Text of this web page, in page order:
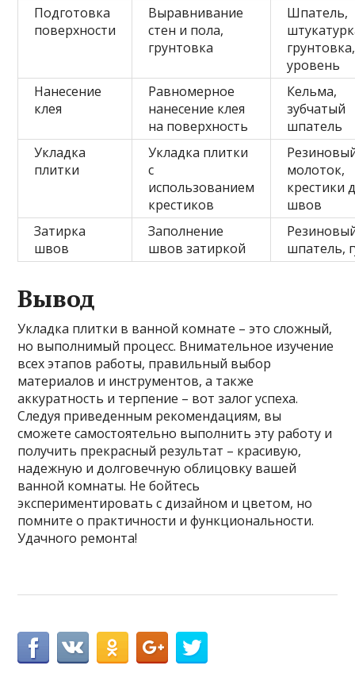
Подготовка
поверхности
Выравнивание
стен и пола,
грунтовка
Шпатель,
грунтовка,
уровень
Нанесение
клея
Равномерное
нанесение клея
на поверхность
Кельма,
зубчатый
шпатель
Укладка
плитки
Укладка плитки
с
использованием
крестиков
молоток,
крестики
швов
Затирка
швов
Заполнение
швов затиркой
шпатель,
Вывод
Укладка плитки в ванной комнате – это сложный,
но выполнимый процесс. Внимательное изучение
всех этапов работы, правильный выбор
материалов и инструментов, а также
аккуратность и терпение – вот залог успеха.
Следуя приведенным рекомендациям, вы
сможете самостоятельно выполнить эту работу и
получить прекрасный результат – красивую,
надежную и долговечную облицовку вашей
ванной комнаты. Не бойтесь
экспериментировать с дизайном и цветом, но
помните о практичности и функциональности.
Удачного ремонта!